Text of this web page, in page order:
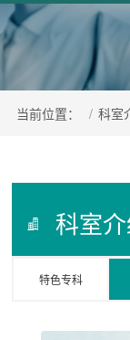
当前位置： / 科室
科室
特色专科